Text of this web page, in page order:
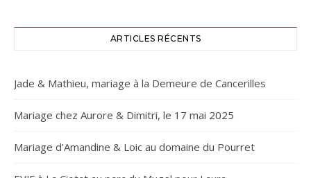
ARTICLES RÉCENTS
Jade & Mathieu, mariage à la Demeure de Cancerilles
Mariage chez Aurore & Dimitri, le 17 mai 2025
Mariage d’Amandine & Loic au domaine du Pourret